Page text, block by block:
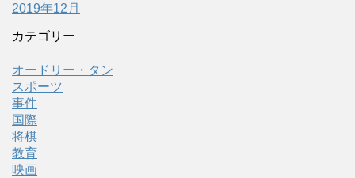
2019年12月
カテゴリー
オードリー・タン
スポーツ
事件
国際
将棋
教育
映画